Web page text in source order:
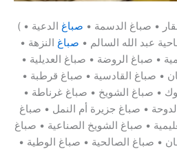
( • صباغ الدسمة • صباغ الدعية •
عبد الله السالم • صباغ النزهة •
• صباغ الروضة • صباغ العديلية •
• صباغ القادسية • صباغ قرطبة •
• صباغ الشويخ • صباغ غرناطة •
• صباغ جزيرة أم النمل • صباغ
• صباغ الشويخ الصناعية • صباغ
• صباغ الصالحية • صباغ الوطية •